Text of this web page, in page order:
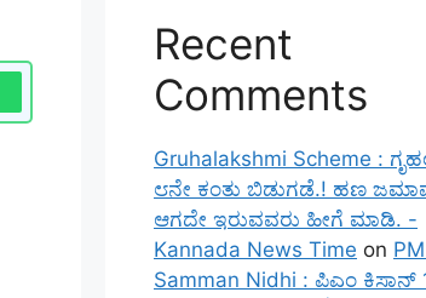
Recent
Comments
Gruhalakshmi Scheme :
೮ನೇ ಕಂತು ಬಿಡುಗಡೆ.! ಹಣ
ಆಗದೇ ಇರುವವರು ಹೀಗೆ ಮಾಡಿ. -
Kannada News Time on
Samman Nidhi : ಪಿಎಂ ಕಿಸಾನ್